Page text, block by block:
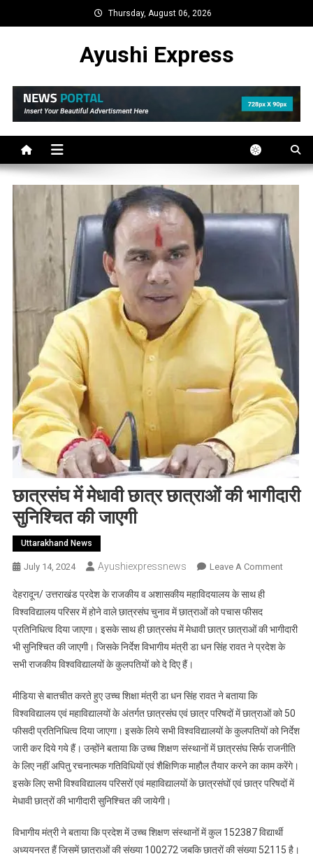
to
Thursday, August 06, 2026
Ayushi Express
छात्रसंघ में मेधावी छात्र छात्राओं की भागीदारी
सुनिश्चित की जाएगी
Uttarakhand News
July 14, 2024 Ayushiexpressnews Leave A CommentOn
छात्र
छात्राओं
की
जाएगी
देहरादून/ उत्तराखंड प्रदेश के राजकीय व अशासकीय महाविदयालय के साथ ही
विश्वविद्यालय परिसर में होने वाले छात्रसंघ चुनाव में छात्राओं को पचास फीसद
प्रतिनिधित्व दिया जाएगा। इसके साथ ही छात्रसंघ में मेधावी छात्र छात्राओं की भागीदारी
भी सुनिश्चित की जाएगी। जिसके निर्देश विभागीय मंत्री डा धन सिंह रावत ने प्रदेश के
सभी राजकीय विश्वविद्यालयों के कुलपतियों को दे दिए हैं।
मीडिया से बातचीत करते हुए उच्च शिक्षा मंत्री डा धन सिंह रावत ने बताया कि
विश्वविद्यालय एवं महाविद्यालयों के अंतर्गत छात्रसंघ एवं छात्र परिषदों में छात्राओं को 50
फीसदी प्रतिनिधित्व दिया जाएगा। इसके लिये सभी विश्वविद्यालयों के कुलपतियों को निर्देश
जारी कर दिये गये हैं। उन्होंने बताया कि उच्च शिक्षण संस्थानों में छात्रसंघ सिर्फ राजनीति
के लिए नहीं अपितु रचनात्मक गतिविधियों एवं शैक्षिणिक माहौल तैयार करने का काम करेंगे।
इसके लिए सभी विश्वविद्यालय परिसरों एवं महाविद्यालयों के छात्रसंघों एवं छात्र परिषदों में
मेधावी छात्रों की भागीदारी सुनिश्चित की जायेगी।
विभागीय मंत्री ने बताया कि प्रदेश में उच्च शिक्षण संस्थानों में कुल 152387 विद्यार्थी
अध्ययनरत हैं जिसमें छात्राओं की संख्या 100272 जबकि छात्रों की संख्या 52115 है।